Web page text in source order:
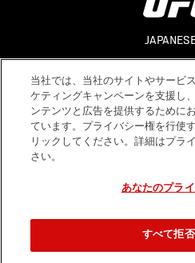
Footer ヘルプ
当社では、当社のサイトやサービ
ケティングキャンペーンを支援し
ンテンツと広告を提供するために
ています。プライバシー権を行使
リックしてください。詳細はプラ
さい。
あなたのプラ
すべて拒